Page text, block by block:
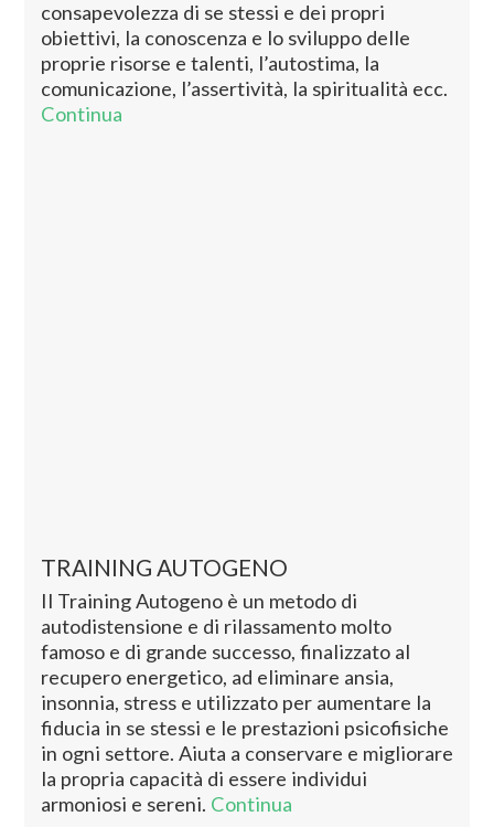
consapevolezza di se stessi e dei propri
obiettivi, la conoscenza e lo sviluppo delle
proprie risorse e talenti, l’autostima, la
comunicazione, l’assertività, la spiritualità ecc.
Continua
TRAINING AUTOGENO
Il Training Autogeno è un metodo di
autodistensione e di rilassamento molto
famoso e di grande successo, finalizzato al
recupero energetico, ad eliminare ansia,
insonnia, stress e utilizzato per aumentare la
fiducia in se stessi e le prestazioni psicofisiche
in ogni settore. Aiuta a conservare e migliorare
la propria capacità di essere individui
armoniosi e sereni. Continua